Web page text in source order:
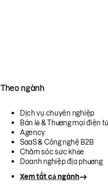
Theo ngành
Dịch vụ chuyên nghiệp
Bán lẻ & Thương mại điện
Agency
SaaS & Công nghệ B2B
Chăm sóc sức khỏe
Doanh nghiệp địa phương
Xem tất cả ngành